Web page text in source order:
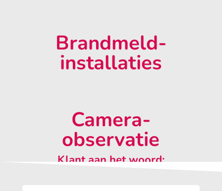
Brandmeld-
installaties
Camera-
observatie
Klant aan het woord: